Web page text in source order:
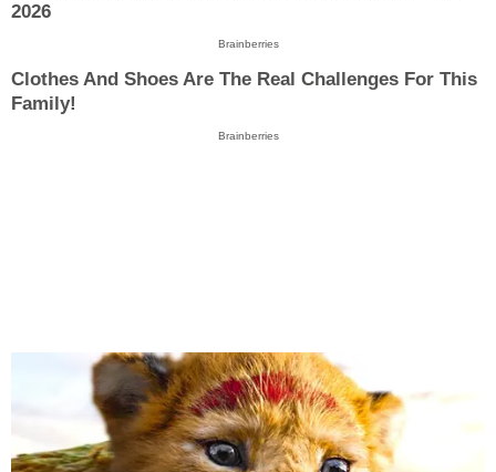
2026
Brainberries
Clothes And Shoes Are The Real Challenges For This
Family!
Brainberries